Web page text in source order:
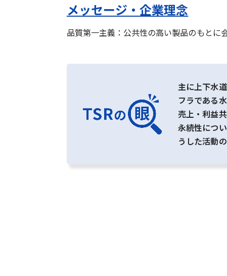
メッセージ・企業理念
品質第一主義：公共性の高い製品のもとに
主に上下水
フラである
売上・利益
永続性につ
うした活動の